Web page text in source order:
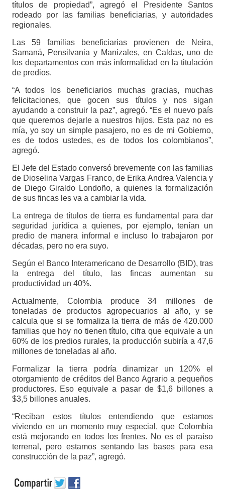
títulos de propiedad”, agregó el Presidente Santos
rodeado por las familias beneficiarias, y autoridades
regionales.
Las 59 familias beneficiarias provienen de Neira,
Samaná, Pensilvania y Manizales, en Caldas, uno de
los departamentos con más informalidad en la titulación
de predios.
“A todos los beneficiarios muchas gracias, muchas
felicitaciones, que gocen sus títulos y nos sigan
ayudando a construir la paz”, agregó. “Es el nuevo país
que queremos dejarle a nuestros hijos. Esta paz no es
mía, yo soy un simple pasajero, no es de mi Gobierno,
es de todos ustedes, es de todos los colombianos”,
agregó.
El Jefe del Estado conversó brevemente con las familias
de Dioselina Vargas Franco, de Erika Andrea Valencia y
de Diego Giraldo Londoño, a quienes la formalización
de sus fincas les va a cambiar la vida.
La entrega de títulos de tierra es fundamental para dar
seguridad jurídica a quienes, por ejemplo, tenían un
predio de manera informal e incluso lo trabajaron por
décadas, pero no era suyo.
Según el Banco Interamericano de Desarrollo (BID), tras
la entrega del título, las fincas aumentan su
productividad un 40%.
Actualmente, Colombia produce 34 millones de
toneladas de productos agropecuarios al año, y se
calcula que si se formaliza la tierra de más de 420.000
familias que hoy no tienen título, cifra que equivale a un
60% de los predios rurales, la producción subiría a 47,6
millones de toneladas al año.
Formalizar la tierra podría dinamizar un 120% el
otorgamiento de créditos del Banco Agrario a pequeños
productores. Eso equivale a pasar de $1,6 billones a
$3,5 billones anuales.
“Reciban estos títulos entendiendo que estamos
viviendo en un momento muy especial, que Colombia
está mejorando en todos los frentes. No es el paraíso
terrenal, pero estamos sentando las bases para esa
construcción de la paz”, agregó.